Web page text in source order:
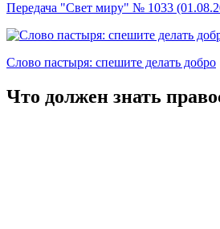
Передача "Свет миру" № 1033
Слово пастыря: спешите делать добро
Что должен знать